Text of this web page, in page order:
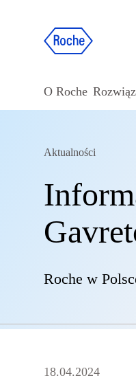
O Roche
Aktualności
Roche w
18.04.2024